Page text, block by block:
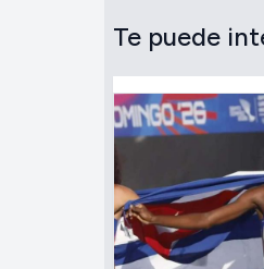
Te puede